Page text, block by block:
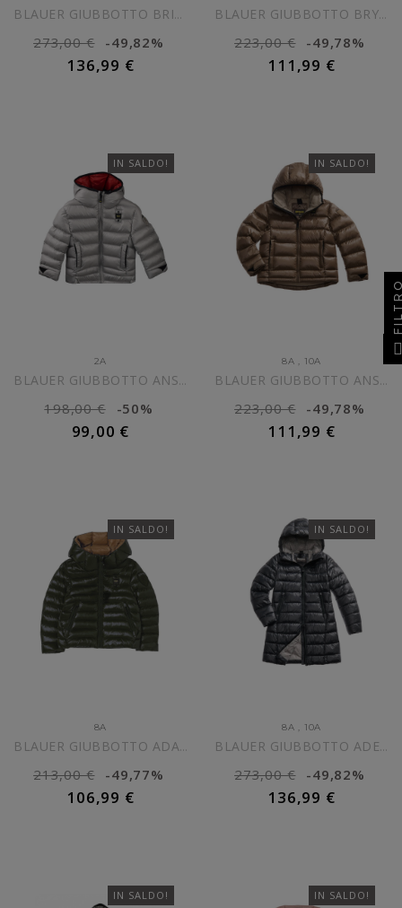
BLAUER GIUBBOTTO BRINTON...
273,00 € -49,82%
136,99 €
AGGIUNGI AL CARRELLO
BLAUER GIUBBOTTO BRYANT BLU...
223,00 € -49,78%
111,99 €
AGGIUNGI AL CARRELLO
IN SALDO!
2A
BLAUER GIUBBOTTO ANSEL...
198,00 € -50%
99,00 €
AGGIUNGI AL CARRELLO
IN SALDO!
8A , 10A
BLAUER GIUBBOTTO ANSEL...
223,00 € -49,78%
111,99 €
AGGIUNGI AL CARRELLO
IN SALDO!
8A
BLAUER GIUBBOTTO ADAMS...
213,00 € -49,77%
106,99 €
AGGIUNGI AL CARRELLO
IN SALDO!
8A , 10A
BLAUER GIUBBOTTO ADELAIDE...
273,00 € -49,82%
136,99 €
AGGIUNGI AL CARRELLO
IN SALDO! IN SALDO!